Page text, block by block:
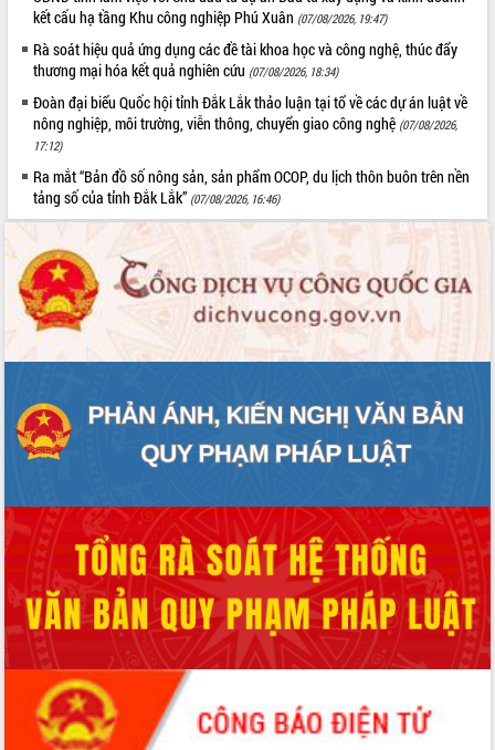
tầm nhìn đến năm 2050
Nâng cao hiệu quả hoạt động của các
doanh nghiệp nhà nước
Hội nghị triển khai kết nối mạng
truyền số liệu chuyên dùng phục vụ cơ
quan Đảng, Nhà nước
Lễ phát động chuỗi hoạt động chung
tay làm sạch môi trường
Xã Ea Kar bước chuyển mình trong
công tác cải cách hành chính mô hình
mới
UBND tỉnh họp báo định kỳ tháng 4
năm 2026
Hội thảo khoa học “Giải pháp thúc đẩy
phát triển nền kinh tế xanh tại tỉnh
Tăng cường giám sát, đôn đốc thực
hiện nhiệm vụ quản lý tài sản công
hàng tuần
Tháo gỡ những vướng mắc, đẩy mạnh
tại Trung tâm Phục vụ hành chính
công tỉnh
Đắk Lắk: Tôn vinh 46 giải pháp tại Hội
thi Sáng tạo Kỹ thuật 2024 - 2025
Đắk Lắk rà soát, điều chỉnh Đề án 190
về phát triển nuôi trồng thủy sản
Phó Chủ tịch UBND tỉnh Đắk Lắk
Trương Công Thái kiểm tra thực địa
Dự án cao tốc Khánh Hòa - Buôn Ma
Thuột
kết cấu hạ tầng Khu công nghiệp Phú Xuân (07/08/2026, 19:47)
Rà soát hiệu quả ứng dụng các đề tài khoa học và công nghệ, thúc đẩy
thương mại hóa kết quả nghiên cứu (07/08/2026, 18:34)
Đoàn đại biểu Quốc hội tỉnh Đắk Lắk thảo luận tại tổ về các dự án luật về
nông nghiệp, môi trường, viễn thông, chuyển giao công nghệ (07/08/2026,
17:12)
Ra mắt “Bản đồ số nông sản, sản phẩm OCOP, du lịch thôn buôn trên nền
tảng số của tỉnh Đắk Lắk” (07/08/2026, 16:46)